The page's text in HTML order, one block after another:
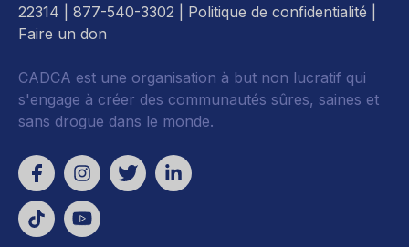
22314 | 877-540-3302 | Politique de confidentialité
Faire un don
CADCA est une organisation à but non lucratif qui
s'engage à créer des communautés sûres, saines et
sans drogue dans le monde.